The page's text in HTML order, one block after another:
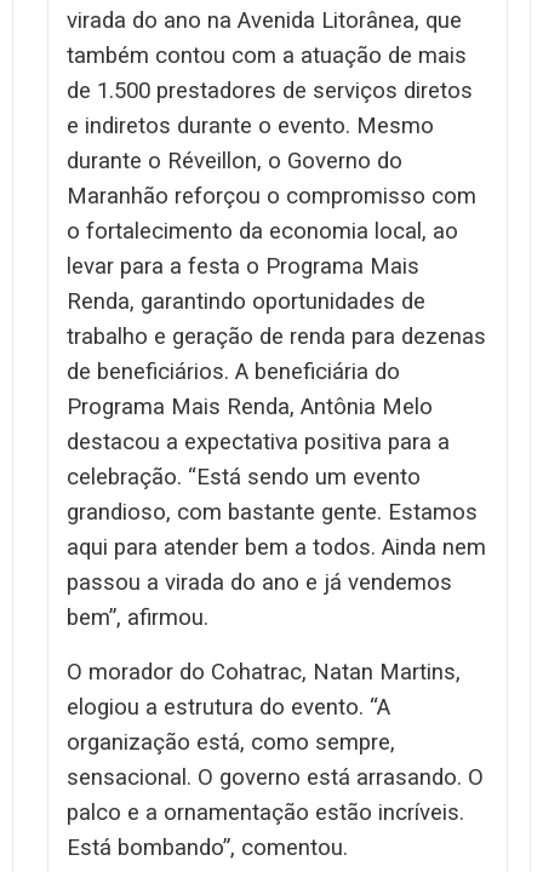
virada do ano na Avenida Litorânea, que
também contou com a atuação de mais
de 1.500 prestadores de serviços diretos
e indiretos durante o evento. Mesmo
durante o Réveillon, o Governo do
Maranhão reforçou o compromisso com
o fortalecimento da economia local, ao
levar para a festa o Programa Mais
Renda, garantindo oportunidades de
trabalho e geração de renda para dezenas
de beneficiários. A beneficiária do
Programa Mais Renda, Antônia Melo
destacou a expectativa positiva para a
celebração. “Está sendo um evento
grandioso, com bastante gente. Estamos
aqui para atender bem a todos. Ainda nem
passou a virada do ano e já vendemos
bem”, afirmou.
O morador do Cohatrac, Natan Martins,
elogiou a estrutura do evento. “A
organização está, como sempre,
sensacional. O governo está arrasando. O
palco e a ornamentação estão incríveis.
Está bombando”, comentou.